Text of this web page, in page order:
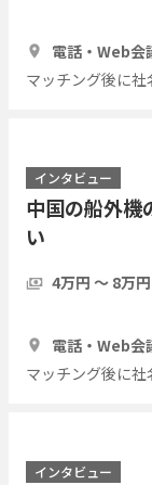
電話・Web会
マッチング後に社
インタビュー
中国の船外機
い
4万円 〜 8万円
電話・Web会
マッチング後に社
インタビュー